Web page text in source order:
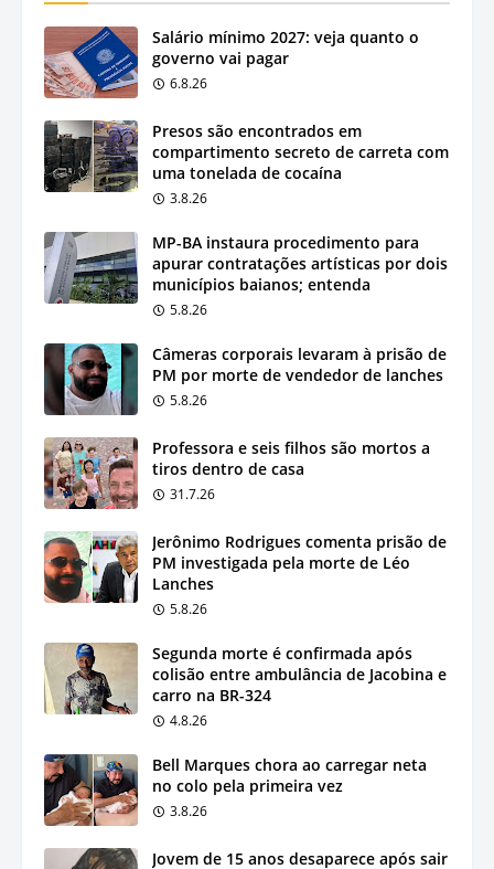
Salário mínimo 2027: veja quanto o
governo vai pagar
6.8.26
Presos são encontrados em
compartimento secreto de carreta com
uma tonelada de cocaína
3.8.26
MP-BA instaura procedimento para
apurar contratações artísticas por dois
municípios baianos; entenda
5.8.26
Câmeras corporais levaram à prisão de
PM por morte de vendedor de lanches
5.8.26
Professora e seis filhos são mortos a
tiros dentro de casa
31.7.26
Jerônimo Rodrigues comenta prisão de
PM investigada pela morte de Léo
Lanches
5.8.26
Segunda morte é confirmada após
colisão entre ambulância de Jacobina e
carro na BR-324
4.8.26
Bell Marques chora ao carregar neta
no colo pela primeira vez
3.8.26
Jovem de 15 anos desaparece após sair